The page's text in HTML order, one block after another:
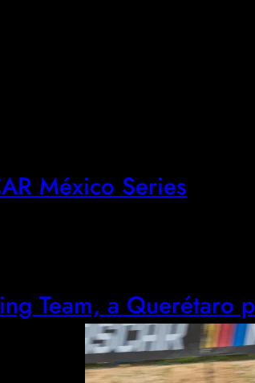
México Series
Team, a Querétaro